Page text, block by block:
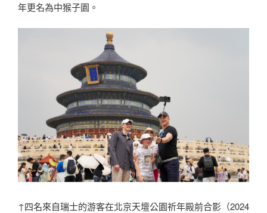
年更名為中猴子園。
↑四名來自瑞士的游客在北京天壇公園祈年殿前合影（2024